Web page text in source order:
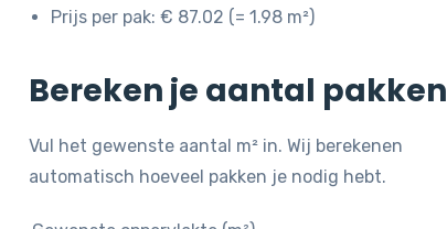
Prijs per pak: € 87.02 (= 1.98 m²)
Bereken je aantal pakken
Vul het gewenste aantal m² in. Wij berekenen
automatisch hoeveel pakken je nodig hebt.